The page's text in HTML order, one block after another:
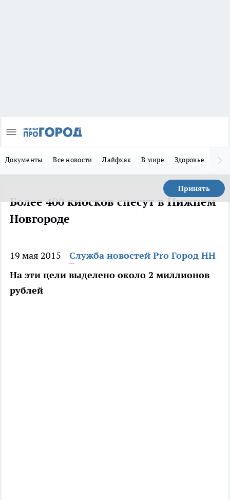
Документы Все новости Лайфхак В мире Здоровье
Принять
Более 400 киосков снесут в Нижнем
Новгороде
19 мая 2015
Служба новостей Pro Город НН
На эти цели выделено около 2 миллионов
рублей